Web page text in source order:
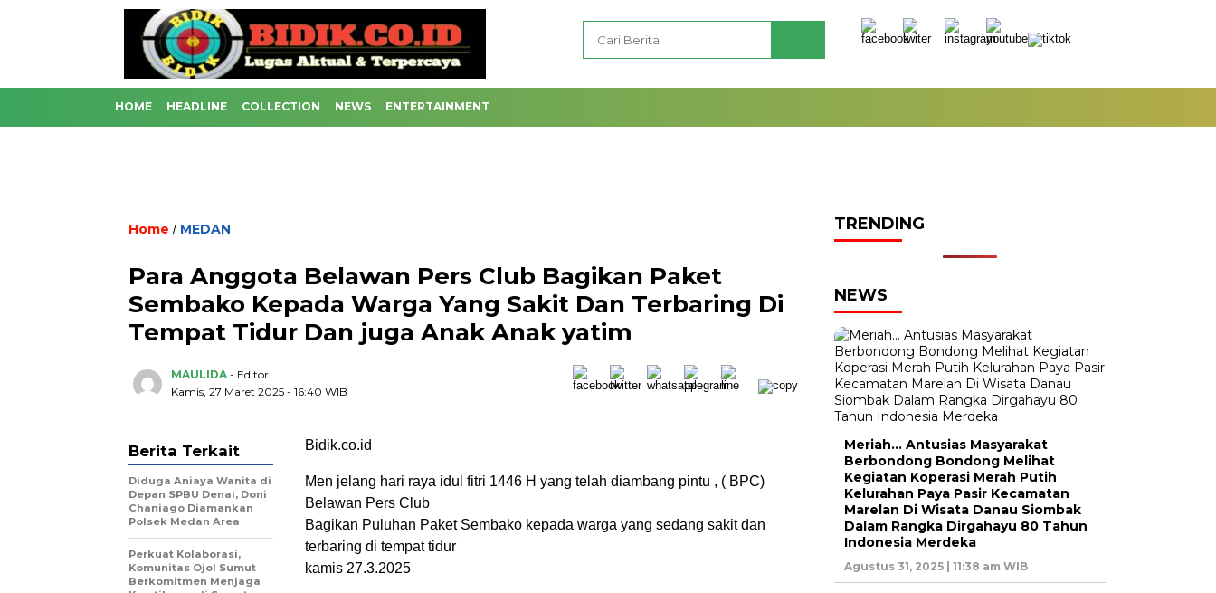
HOME HEADLINE COLLECTION NEWS ENTERTAINMENT
Home / MEDAN
Para Anggota Belawan Pers Club Bagikan Paket
Sembako Kepada Warga Yang Sakit Dan Terbaring Di
Tempat Tidur Dan juga Anak Anak yatim
MAULIDA - Editor
Kamis, 27 Maret 2025 - 16:40 WIB
Bidik.co.id
Men jelang hari raya idul fitri 1446 H yang telah diambang pintu , ( BPC)
Belawan Pers Club
Bagikan Puluhan Paket Sembako kepada warga yang sedang sakit dan
terbaring di tempat tidur
kamis 27.3.2025
Berita Terkait
Diduga Aniaya Wanita di
Depan SPBU Denai, Doni
Chaniago Diamankan
Polsek Medan Area
Perkuat Kolaborasi,
Komunitas Ojol Sumut
Berkomitmen Menjaga
TRENDING
NEWS
Meriah… Antusias Masyarakat
Berbondong Bondong Melihat
Kegiatan Koperasi Merah Putih
Kelurahan Paya Pasir Kecamatan
Marelan Di Wisata Danau Siombak
Dalam Rangka Dirgahayu 80 Tahun
Indonesia Merdeka
Agustus 31, 2025 | 11:38 am WIB